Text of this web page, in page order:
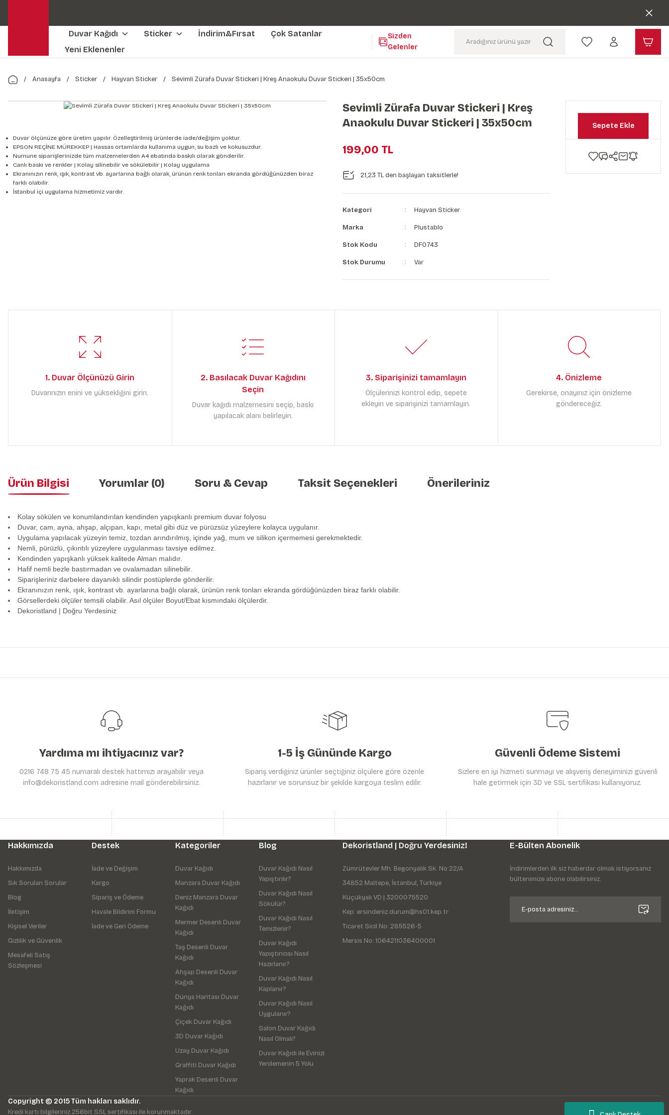
Kendinden Yapışkanlı Kolay Uygulanan Duvar Kağıtları😇
Duvar Kağıdı Sticker İndirim&Fırsat
Çok Satanlar
Yeni Eklenenler
Sizden
Gelenler
Anasayfa Sticker Hayvan Sticker Sevimli Zürafa Duvar Stickeri | Kreş Anaokulu Duvar Stickeri | 35x50cm
Duvar ölçünüze göre üretim yapılır. Özelleştirilmiş ürünlerde iade/değişim yoktur.
EPSON REÇİNE MÜREKKEP | Hassas ortamlarda kullanıma uygun, su bazlı ve kokusuzdur.
Numune siparişlerinizde tüm malzemelerden A4 ebatında baskılı olarak gönderilir.
Canlı baskı ve renkler | Kolay silinebilir ve sökülebilir | Kolay uygulama
Ekranınızın renk, ışık, kontrast vb. ayarlarına bağlı olarak, ürünün renk tonları ekranda gördüğünüzden biraz
farklı olabilir.
İstanbul içi uygulama hizmetimiz vardır.
Sevimli Zürafa Duvar Stickeri | Kreş
Anaokulu Duvar Stickeri | 35x50cm
199,00 TL
21,23 TL den başlayan taksitlerle!
Kategori Hayvan Sticker
Marka Plustablo
Stok Kodu DF0743
Stok Durumu Var
Sepete Ekle
1. Duvar Ölçünüzü Girin
Duvarınızın enini ve yüksekliğini girin.
2. Basılacak Duvar Kağıdını
Seçin
Duvar kağıdı malzemesini seçip, baskı
yapılacak alanı belirleyin.
3. Siparişinizi tamamlayın
Ölçülerinizi kontrol edip, sepete
ekleyin ve siparişinizi tamamlayın.
4. Önizleme
Gerekirse, onayınız için önizleme
göndereceğiz.
Ürün Bilgisi Yorumlar (0) Soru & Cevap Taksit Seçenekleri Önerileriniz
Kolay sökülen ve konumlandırılan kendinden yapışkanlı premium duvar folyosu
Duvar, cam, ayna, ahşap, alçıpan, kapı, metal gibi düz ve pürüzsüz yüzeylere kolayca uygulanır.
Uygulama yapılacak yüzeyin temiz, tozdan arındırılmış, içinde yağ, mum ve silikon içermemesi gerekmektedir.
Nemli, pürüzlü, çıkıntılı yüzeylere uygulanması tavsiye edilmez.
Kendinden yapışkanlı yüksek kalitede Alman malıdır.
Hafif nemli bezle bastırmadan ve ovalamadan silinebilir.
Siparişleriniz darbelere dayanıklı silindir postüplerde gönderilir.
Ekranınızın renk, ışık, kontrast vb. ayarlarına bağlı olarak, ürünün renk tonları ekranda gördüğünüzden biraz farklı olabilir.
Görsellerdeki ölçüler temsili olabilir. Asıl ölçüler Boyut/Ebat kısmındaki ölçülerdir.
Dekoristland | Doğru Yerdesiniz
Bu ürüne benzer farklı alternatifler olmalı.
Gönder
Yardıma mı ihtiyacınız var?
0216 748 75 45 numaralı destek hattımızı arayabilir veya
info@dekoristland.com adresine mail gönderebilirsiniz.
1-5 İş Gününde Kargo
Sipariş verdiğiniz ürünler seçtiğiniz ölçülere göre özenle
hazırlanır ve sorunsuz bir şekilde kargoya teslim edilir.
Güvenli Ödeme Sistemi
Sizlere en iyi hizmeti sunmayı ve alışveriş deneyiminizi güvenli
hale getirmek için 3D ve SSL sertifikası kullanıyoruz.
Hakkımızda
Hakkımızda
Sık Sorulan Sorular
Blog
İletişim
Kişisel Veriler
Gizlilik ve Güvenlik
Mesafeli Satış
Sözleşmesi
Destek
İade ve Değişim
Kargo
Sipariş ve Ödeme
Havale Bildirim Formu
İade ve Geri Ödeme
Kategoriler
Duvar Kağıdı
Manzara Duvar Kağıdı
Deniz Manzara Duvar
Kağıdı
Mermer Desenli Duvar
Kağıdı
Taş Desenli Duvar
Kağıdı
Ahşap Desenli Duvar
Kağıdı
Dünya Haritası Duvar
Kağıdı
Çiçek Duvar Kağıdı
3D Duvar Kağıdı
Uzay Duvar Kağıdı
Graffiti Duvar Kağıdı
Yaprak Desenli Duvar
Kağıdı
Blog
Duvar Kağıdı Nasıl
Yapıştırılır?
Duvar Kağıdı Nasıl
Sökülür?
Duvar Kağıdı Nasıl
Temizlenir?
Duvar Kağıdı
Yapıştırıcısı Nasıl
Hazırlanır?
Duvar Kağıdı Nasıl
Kaplanır?
Duvar Kağıdı Nasıl
Uygulanır?
Salon Duvar Kağıdı
Nasıl Olmalı?
Duvar Kağıdı ile Evinizi
Yenilemenin 5 Yolu
Dekoristland | Doğru Yerdesiniz!
Zümrütevler Mh. Begonyalık Sk. No:22/A
34852 Maltepe, İstanbul, Türkiye
Küçükyalı VD | 3200075520
Kep: ersindeniz.durum@hs01.kep.tr
Ticaret Sicil No: 285526-5
Mersis No: 1064211036400001
E-Bülten Abonelik
İndirimlerden ilk siz haberdar olmak istiyorsanız
bültenimize abone olabilirsiniz.
Copyright © 2015 Tüm hakları saklıdır.
Kredi kartı bilgileriniz 256bit SSL sertifikası ile korunmaktadır.